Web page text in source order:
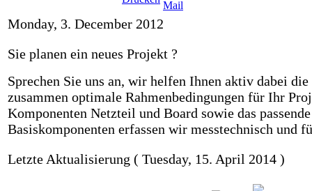
Monday, 3. December 2012
Sie planen ein neues Projekt ?
Sprechen Sie uns an, wir helfen Ihnen aktiv dabei
zusammen optimale Rahmenbedingungen für Ihr
Komponenten Netzteil und Board sowie das
Basiskomponenten erfassen wir messtechnisch und
Letzte Aktualisierung ( Tuesday, 15. April 2014 )